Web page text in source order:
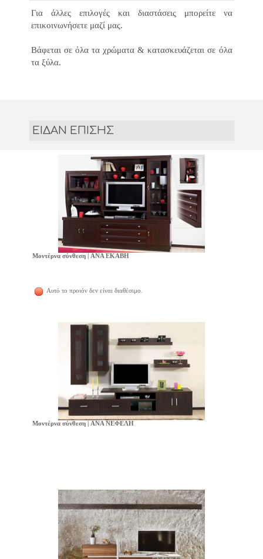
Για άλλες επιλογές και διαστάσεις μπορείτε να
επικοινωνήσετε μαζί μας.
Βάφεται σε όλα τα χρώματα &κατασκευάζεται σε όλα
τα ξύλα.
ΕΙΔΑΝ ΕΠΙΣΗΣ
Μοντέρνα σύνθεση | ANA ΕΚΑΒΗ
Αυτό το προιόν δεν είναι διαθέσιμο.
Μοντέρνα σύνθεση | ANA ΝΕΦΕΛΗ